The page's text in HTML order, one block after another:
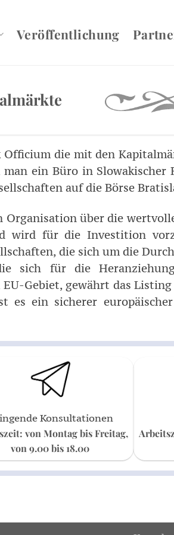
Veröffentlichung
die mit den
ein Büro in
auf die Börse
Organisation über die
wird für die Investition
die sich um die
sich für die
Gebiet, gewährt das
es ein sicherer
Konsultationen
von Montag bis Freitag,
von 9.00 bis 18.00